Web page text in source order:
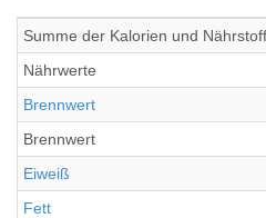
Summe der Kalorien und
Nährwerte
Brennwert
Brennwert
Eiweiß
Fett